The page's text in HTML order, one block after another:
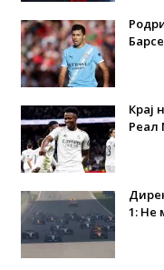
Крај
Реал
1: Не